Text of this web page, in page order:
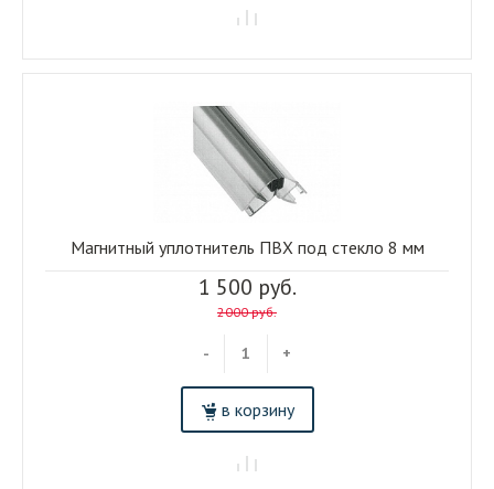
1 500 руб.
2000 руб.
- +
в корзину
Магнитный уплотнитель ПВХ под стекло 8 мм